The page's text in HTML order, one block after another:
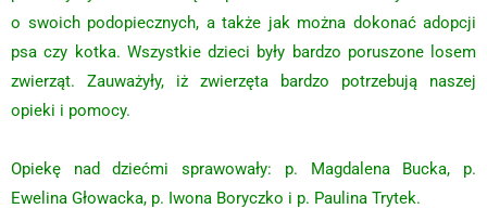
o swoich podopiecznych, a także jak można dokonać adopcji
psa czy kotka. Wszystkie dzieci były bardzo poruszone losem
zwierząt. Zauważyły, iż zwierzęta bardzo potrzebują naszej
opieki i pomocy.
Opiekę nad dziećmi sprawowały: p. Magdalena Bucka, p.
Ewelina Głowacka, p. Iwona Boryczko i p. Paulina Trytek.